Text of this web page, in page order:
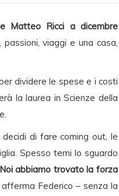
Matteo Ricci a dicembre
passioni, viaggi e una casa,
dividere le spese e i costi
la laurea in Scienze della
di fare coming out, le
Spesso temi lo sguardo
Noi abbiamo trovato la forza
afferma Federico – senza la